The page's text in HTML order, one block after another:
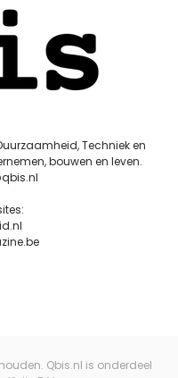
Techniek en
bouwen en leven.
Qbis.nl is onderdeel